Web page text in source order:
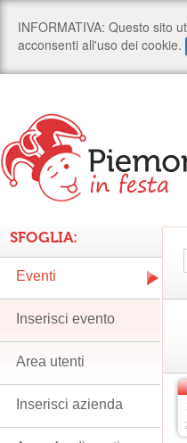
SFOGLIA:
Eventi
Inserisci evento
Area utenti
Inserisci azienda